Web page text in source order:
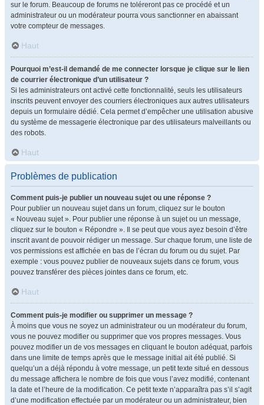
sur le forum. Beaucoup de forums ne toléreront pas ce procédé et un
administrateur ou un modérateur pourra vous sanctionner en abaissant
votre compteur de messages.
Haut
Pourquoi m’est-il demandé de me connecter lorsque je clique sur le lien
de courrier électronique d’un utilisateur ?
Si les administrateurs ont activé cette fonctionnalité, seuls les utilisateurs
inscrits peuvent envoyer des courriers électroniques aux autres utilisateurs
depuis un formulaire dédié. Cela permet d’empêcher une utilisation abusive
du système de messagerie électronique par des utilisateurs malveillants ou
des robots.
Haut
Problèmes de publication
Comment puis-je publier un nouveau sujet ou une réponse ?
Pour publier un nouveau sujet dans un forum, cliquez sur le bouton
« Nouveau sujet ». Pour publier une réponse à un sujet ou un message,
cliquez sur le bouton « Répondre ». Il se peut que vous ayez besoin d’être
inscrit avant de pouvoir rédiger un message. Sur chaque forum, une liste de
vos permissions est affichée en bas de l’écran du forum ou du sujet. Par
exemple : vous pouvez publier de nouveaux sujets dans ce forum, vous
pouvez transférer des pièces jointes dans ce forum, etc.
Haut
Comment puis-je modifier ou supprimer un message ?
À moins que vous ne soyez un administrateur ou un modérateur du forum,
vous ne pouvez modifier ou supprimer que vos propres messages. Vous
pouvez modifier un de vos messages en cliquant le bouton adéquat, parfois
dans une limite de temps après que le message initial ait été publié. Si
quelqu’un a déjà répondu à votre message, un petit texte situé en dessous
du message affichera le nombre de fois que vous l’avez modifié, contenant
la date et l’heure de la modification. Ce petit texte n’apparaîtra pas s’il s’agit
d’une modification effectuée par un modérateur ou un administrateur, bien